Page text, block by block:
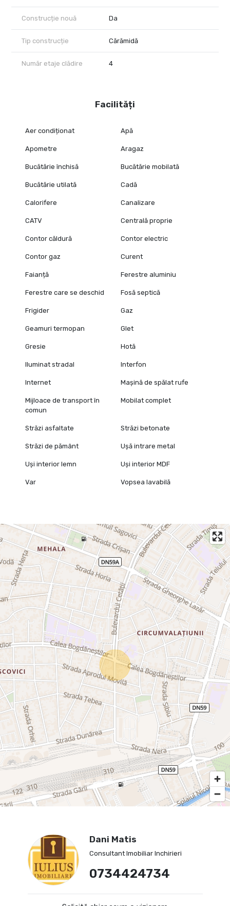
Construcție nouă Da
Tip construcție Cărămidă
Număr etaje clădire 4
Facilități
Aer condiționat Apă
Apometre Aragaz
Bucătărie închisă Bucătărie mobilată
Bucătărie utilată Cadă
Calorifere Canalizare
CATV Centrală proprie
Contor căldură Contor electric
Contor gaz Curent
Faianță Ferestre aluminiu
Ferestre care se deschid Fosă septică
Frigider Gaz
Geamuri termopan Glet
Gresie Hotă
Iluminat stradal Interfon
Internet Mașină de spălat rufe
Mijloace de transport în
comun
Mobilat complet
Străzi asfaltate Străzi betonate
Străzi de pământ Ușă intrare metal
Uși interior lemn Uși interior MDF
Var Vopsea lavabilă
Dani Matis
Consultant Imobiliar Inchirieri
0734424734